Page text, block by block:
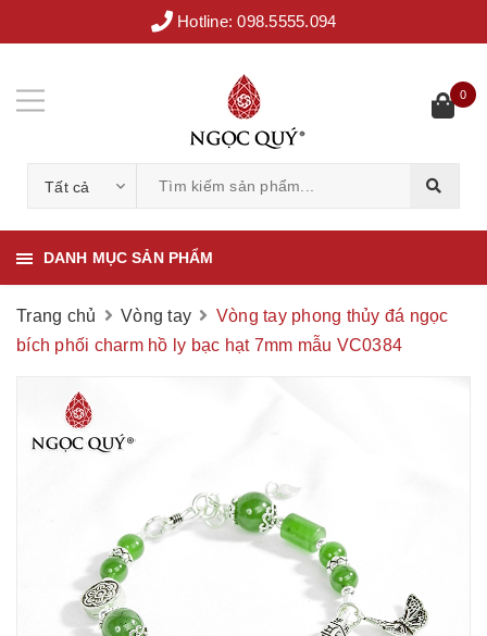
Hotline:098.5555.094
Tất cả
0
DANH MỤC SẢN PHẨM
Trang chủ Vòng tay
Vòng tay phong thủy đá ngọc
bích phối charm hồ ly bạc hạt 7mm mẫu VC0384